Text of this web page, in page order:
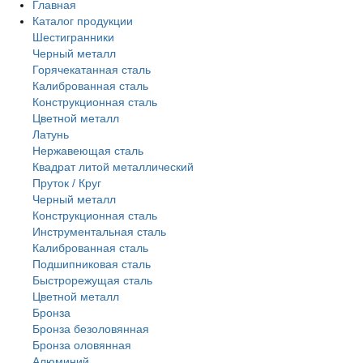
Главная
Каталог продукции
Шестигранники
Черный металл
Горячекатанная сталь
Калиброванная сталь
Конструкционная сталь
Цветной металл
Латунь
Нержавеющая сталь
Квадрат литой металлический
Пруток / Круг
Черный металл
Конструкционная сталь
Инструментальная сталь
Калиброванная сталь
Подшипниковая сталь
Быстрорежущая сталь
Цветной металл
Бронза
Бронза безоловянная
Бронза оловянная